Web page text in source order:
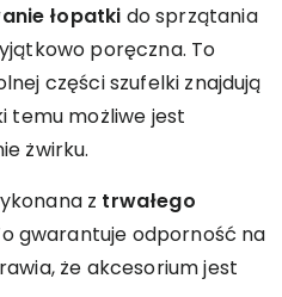
łopatki do sprzątania
poręczna. To
części szufelki znajdują
temu możliwe jest
żwirku.
z trwałego
gwarantuje odporność na
że akcesorium jest